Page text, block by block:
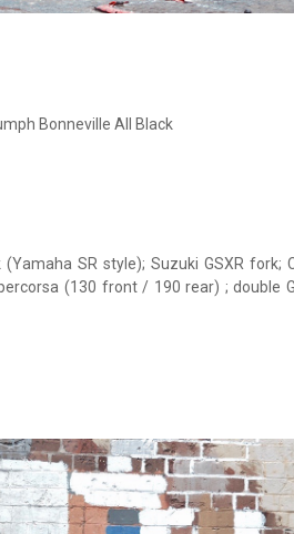
Bonneville All Black
SR style); Suzuki GSXR fork;
(130 front / 190 rear) ; double